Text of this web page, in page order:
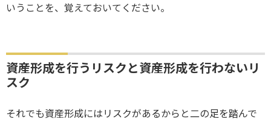
いうことを、覚えておいてください。
資産形成を行うリスクと資産形成を行わないリ
スク
それでも資産形成にはリスクがあるからと二の足を踏んで